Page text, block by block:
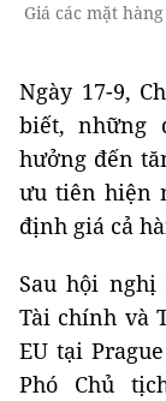
Giá các mặt
Ngày 17-9,
biết, những
hưởng đến
ưu tiên hiện
định giá cả
Sau hội
Tài chính và
EU tại
Phó Chủ